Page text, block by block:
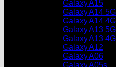
Galaxy A15
Galaxy A14 5G
Galaxy A14 4G
Galaxy A13 5G
Galaxy A13 4G
Galaxy A12
Galaxy A06
Galaxy A05s